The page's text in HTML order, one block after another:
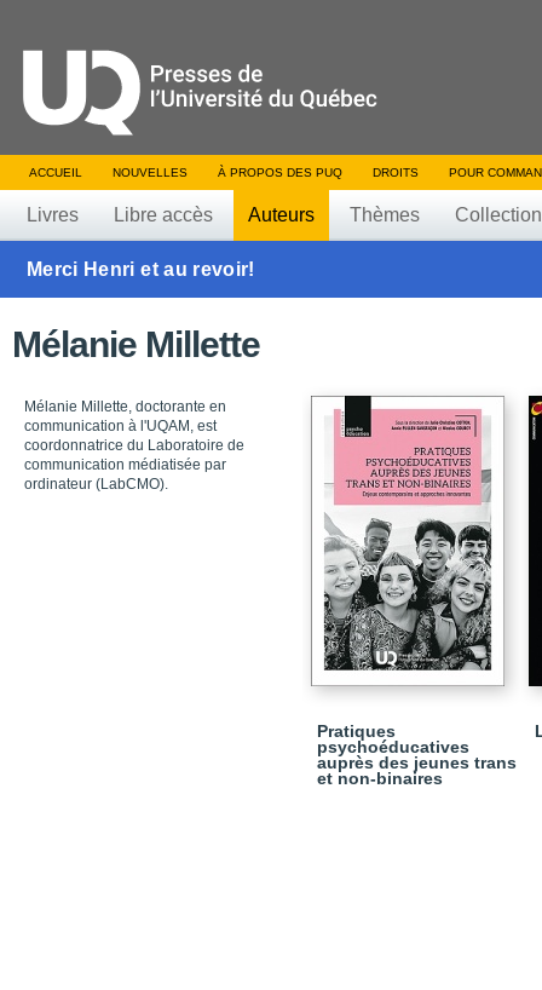
ACCUEIL NOUVELLES À PROPOS DES PUQ DROITS POUR
Livres Libre accès Auteurs Thèmes
Merci Henri et au revoir!
Mélanie Millette
Mélanie Millette, doctorante en
communication à l'UQAM, est
coordonnatrice du Laboratoire de
communication médiatisée par
ordinateur (LabCMO).
Pratiques
psychoéducatives
auprès des jeunes trans
et non-binaires